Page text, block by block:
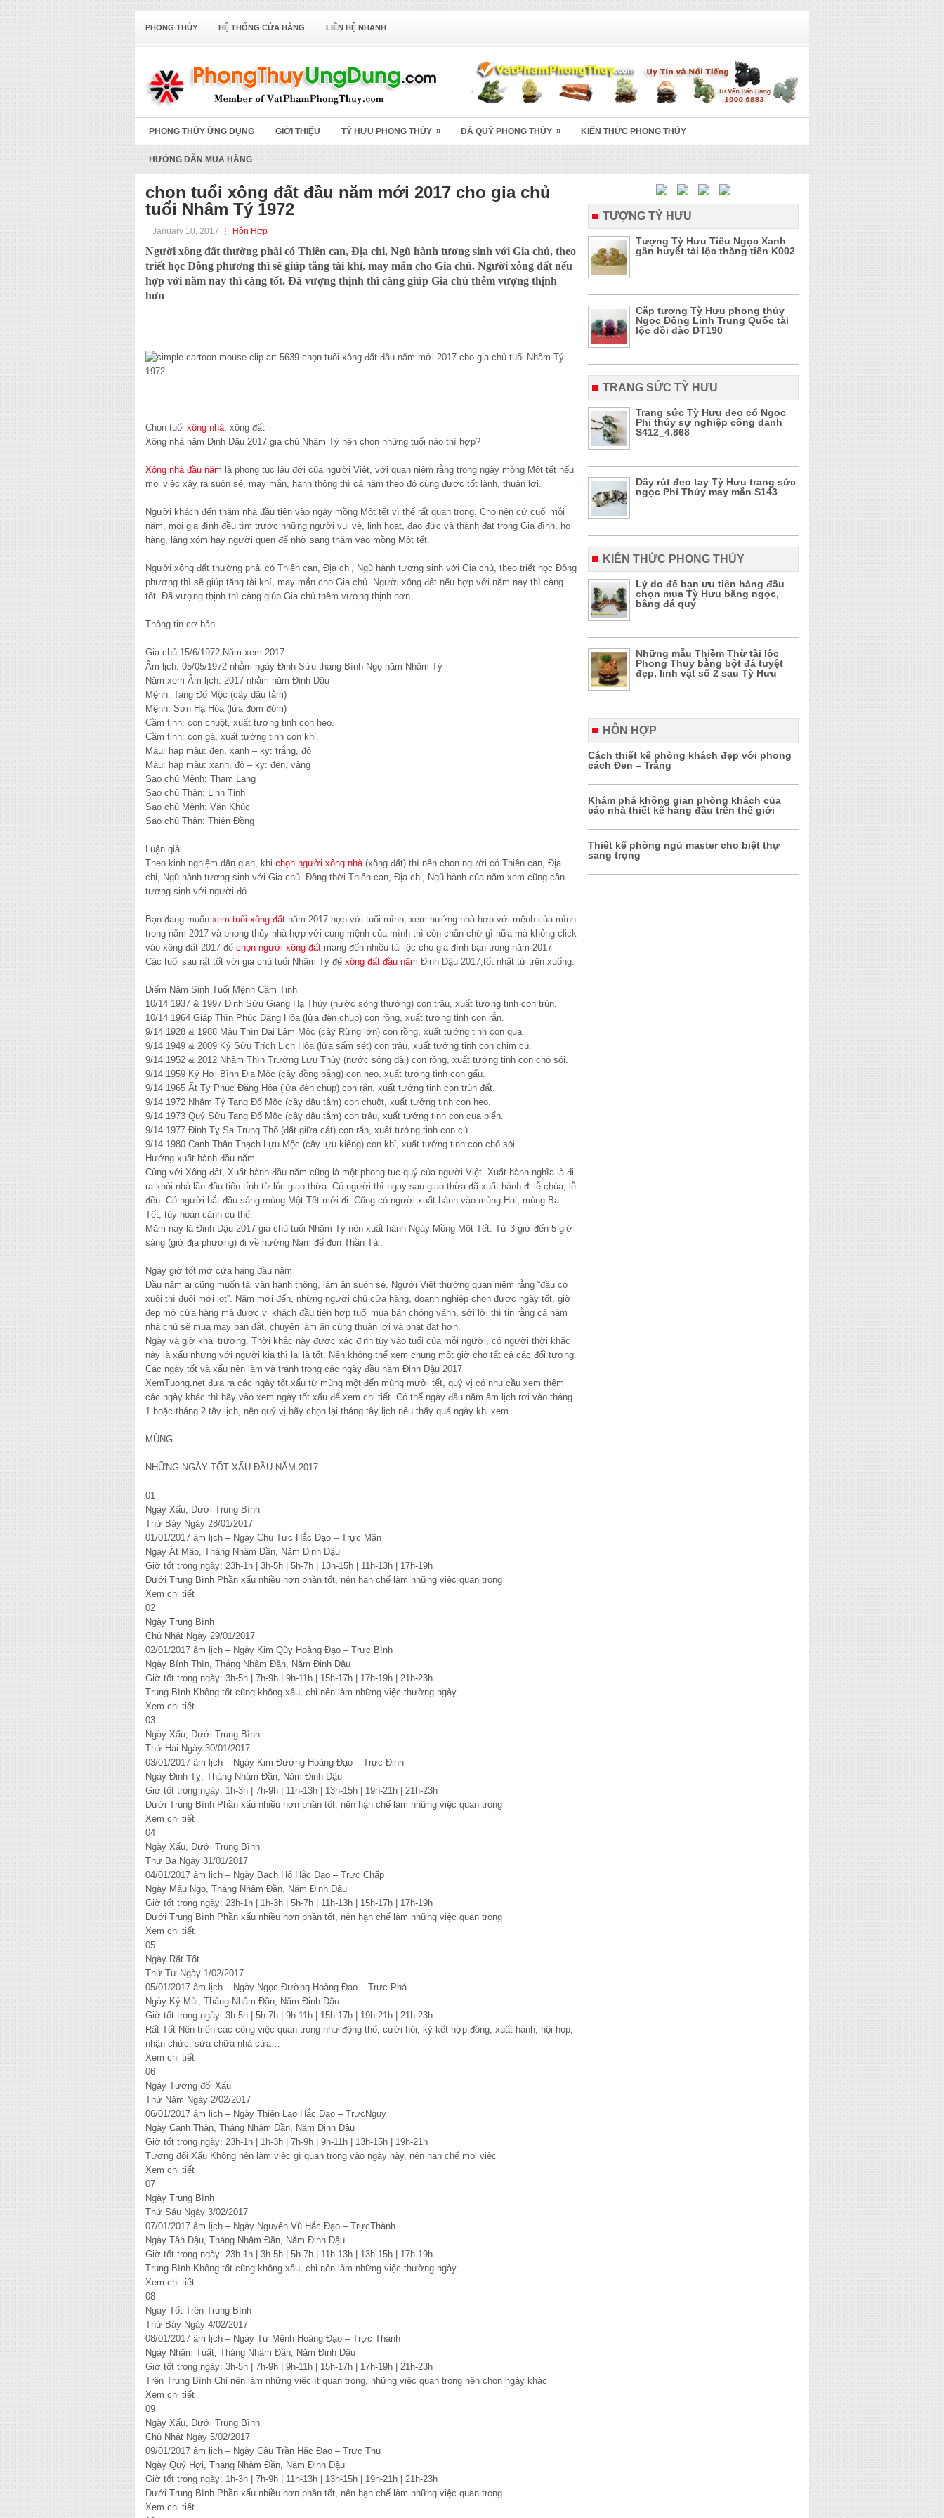
PHONG THỦY HỆ THỐNG CỬA HÀNG LIÊN HỆ NHANH
PHONG THỦY ỨNG DỤNG GIỚI THIỆU TỲ HƯU PHONG THỦY » ĐÁ QUÝ PHONG THỦY » KIẾN THỨC PHONG THỦY
HƯỚNG DẪN MUA HÀNG
chọn tuổi xông đất đầu năm mới 2017 cho gia chủ
tuổi Nhâm Tý 1972
January 10, 2017 Hỗn Hợp
Người xông đất thường phải có Thiên can, Địa chi, Ngũ hành tương sinh với Gia chủ, theo
triết học Đông phương thì sẽ giúp tăng tài khí, may mắn cho Gia chủ. Người xông đất nếu
hợp với năm nay thì càng tốt. Đã vượng thịnh thì càng giúp Gia chủ thêm vượng thịnh
hơn
Chọn tuổi xông nhà, xông đất
Xông nhà năm Đinh Dậu 2017 gia chủ Nhâm Tý nên chọn những tuổi nào thì hợp?
Xông nhà đầu năm là phong tục lâu đời của người Việt, với quan niệm rằng trong ngày mồng Một tết nếu
mọi việc xảy ra suôn sẻ, may mắn, hanh thông thì cả năm theo đó cũng được tốt lành, thuận lợi.
Người khách đến thăm nhà đầu tiên vào ngày mồng Một tết vì thế rất quan trọng. Cho nên cứ cuối mỗi
năm, mọi gia đình đều tìm trước những người vui vẻ, linh hoạt, đạo đức và thành đạt trong Gia đình, họ
hàng, làng xóm hay người quen để nhờ sang thăm vào mồng Một tết.
Người xông đất thường phải có Thiên can, Địa chi, Ngũ hành tương sinh với Gia chủ, theo triết học Đông
phương thì sẽ giúp tăng tài khí, may mắn cho Gia chủ. Người xông đất nếu hợp với năm nay thì càng
tốt. Đã vượng thịnh thì càng giúp Gia chủ thêm vượng thịnh hơn.
Thông tin cơ bản
Gia chủ 15/6/1972 Năm xem 2017
Âm lịch: 05/05/1972 nhằm ngày Đinh Sửu tháng Bính Ngọ năm Nhâm Tý
Năm xem Âm lịch: 2017 nhằm năm Đinh Dậu
Mệnh: Tang Đố Mộc (cây dâu tằm)
Mệnh: Sơn Hạ Hỏa (lửa đom đóm)
Cầm tinh: con chuột, xuất tướng tinh con heo.
Cầm tinh: con gà, xuất tướng tinh con khỉ.
Màu: hạp màu: đen, xanh – kỵ: trắng, đỏ
Màu: hạp màu: xanh, đỏ – kỵ: đen, vàng
Sao chủ Mệnh: Tham Lang
Sao chủ Thân: Linh Tinh
Sao chủ Mệnh: Văn Khúc
Sao chủ Thân: Thiên Đồng
Luận giải
Theo kinh nghiệm dân gian, khi chọn người xông nhà(xông đất) thì nên chọn người có Thiên can, Địa
chi, Ngũ hành tương sinh với Gia chủ. Đồng thời Thiên can, Địa chi, Ngũ hành của năm xem cũng cần
tương sinh với người đó.
Bạn đang muốn xem tuổi xông đất năm 2017 hợp với tuổi mình, xem hướng nhà hợp với mệnh của mình
trong năm 2017 và phong thủy nhà hợp với cung mệnh của mình thì còn chần chừ gì nữa mà không click
vào xông đất 2017 để chọn người xông đất mang đến nhiều tài lộc cho gia đình bạn trong năm 2017
Các tuổi sau rất tốt với gia chủ tuổi Nhâm Tý để xông đất đầu năm Đinh Dậu 2017,tốt nhất từ trên xuống.
Điểm Năm Sinh Tuổi Mệnh Cầm Tinh
10/14 1937 & 1997 Đinh Sửu Giang Hạ Thủy (nước sông thường) con trâu, xuất tướng tinh con trùn.
10/14 1964 Giáp Thìn Phúc Đăng Hỏa (lửa đèn chụp) con rồng, xuất tướng tinh con rắn.
9/14 1928 & 1988 Mậu Thìn Đại Lâm Mộc (cây Rừng lớn) con rồng, xuất tướng tinh con quạ.
9/14 1949 & 2009 Kỷ Sửu Trích Lịch Hỏa (lửa sấm sét) con trâu, xuất tướng tinh con chim cú.
9/14 1952 & 2012 Nhâm Thìn Trường Lưu Thủy (nước sông dài) con rồng, xuất tướng tinh con chó sói.
9/14 1959 Kỷ Hợi Bình Địa Mộc (cây đồng bằng) con heo, xuất tướng tinh con gấu.
9/14 1965 Ất Tỵ Phúc Đăng Hỏa (lửa đèn chụp) con rắn, xuất tướng tinh con trùn đất.
9/14 1972 Nhâm Tý Tang Đố Mộc (cây dâu tằm) con chuột, xuất tướng tinh con heo.
9/14 1973 Quý Sửu Tang Đố Mộc (cây dâu tằm) con trâu, xuất tướng tinh con cua biển.
9/14 1977 Đinh Tỵ Sa Trung Thổ (đất giữa cát) con rắn, xuất tướng tinh con cú.
9/14 1980 Canh Thân Thạch Lựu Mộc (cây lựu kiểng) con khỉ, xuất tướng tinh con chó sói.
Hướng xuất hành đầu năm
Cùng với Xông đất, Xuất hành đầu năm cũng là một phong tục quý của người Việt. Xuất hành nghĩa là đi
ra khỏi nhà lần đầu tiên tính từ lúc giao thừa. Có người thì ngay sau giao thừa đã xuất hành đi lễ chùa, lễ
đền. Có người bắt đầu sáng mùng Một Tết mới đi. Cũng có người xuất hành vào mùng Hai, mùng Ba
Tết, tùy hoàn cảnh cụ thể.
Măm nay là Đinh Dậu 2017 gia chủ tuổi Nhâm Tý nên xuất hành Ngày Mồng Một Tết: Từ 3 giờ đến 5 giờ
sáng (giờ địa phương) đi về hướng Nam để đón Thần Tài.
Ngày giờ tốt mở cửa hàng đầu năm
Đầu năm ai cũng muốn tài vận hanh thông, làm ăn suôn sẻ. Người Việt thường quan niệm rằng “đầu có
xuôi thì đuôi mới lọt”. Năm mới đến, những người chủ cửa hàng, doanh nghiệp chọn được ngày tốt, giờ
đẹp mở cửa hàng mà được vị khách đầu tiên hợp tuổi mua bán chóng vánh, sởi lởi thì tin rằng cả năm
nhà chủ sẽ mua may bán đắt, chuyện làm ăn cũng thuận lợi và phát đạt hơn.
Ngày và giờ khai trương. Thời khắc này được xác định tùy vào tuổi của mỗi người, có người thời khắc
này là xấu nhưng với người kia thì lại là tốt. Nên không thể xem chung một giờ cho tất cả các đối tượng.
Các ngày tốt và xấu nên làm và tránh trong các ngày đầu năm Đinh Dậu 2017
XemTuong.net đưa ra các ngày tốt xấu từ mùng một đến mùng mười tết, quý vị có nhu cầu xem thêm
các ngày khác thì hãy vào xem ngày tốt xấu để xem chi tiết. Có thể ngày đầu năm âm lịch rơi vào tháng
1 hoặc tháng 2 tây lịch, nên quý vị hãy chọn lại tháng tây lịch nếu thấy quá ngày khi xem.
MÙNG
NHỮNG NGÀY TỐT XẤU ĐẦU NĂM 2017
01
Ngày Xấu, Dưới Trung Bình
Thứ Bảy Ngày 28/01/2017
01/01/2017 âm lịch – Ngày Chu Tức Hắc Đạo – Trực Mãn
Ngày Ất Mão, Tháng Nhâm Đần, Năm Đinh Dậu
Giờ tốt trong ngày: 23h-1h | 3h-5h | 5h-7h | 13h-15h | 11h-13h | 17h-19h
Dưới Trung Bình Phần xấu nhiều hơn phần tốt, nên hạn chế làm những việc quan trọng
Xem chi tiết
02
Ngày Trung Bình
Chủ Nhật Ngày 29/01/2017
02/01/2017 âm lịch – Ngày Kim Qũy Hoàng Đạo – Trực Bình
Ngày Bính Thìn, Tháng Nhâm Đần, Năm Đinh Dậu
Giờ tốt trong ngày: 3h-5h | 7h-9h | 9h-11h | 15h-17h | 17h-19h | 21h-23h
Trung Bình Không tốt cũng không xấu, chỉ nên làm những việc thường ngày
Xem chi tiết
03
Ngày Xấu, Dưới Trung Bình
Thứ Hai Ngày 30/01/2017
03/01/2017 âm lịch – Ngày Kim Đường Hoàng Đạo – Trực Định
Ngày Đinh Tỵ, Tháng Nhâm Đần, Năm Đinh Dậu
Giờ tốt trong ngày: 1h-3h | 7h-9h | 11h-13h | 13h-15h | 19h-21h | 21h-23h
Dưới Trung Bình Phần xấu nhiều hơn phần tốt, nên hạn chế làm những việc quan trọng
Xem chi tiết
04
Ngày Xấu, Dưới Trung Bình
Thứ Ba Ngày 31/01/2017
04/01/2017 âm lịch – Ngày Bạch Hổ Hắc Đạo – Trực Chấp
Ngày Mậu Ngọ, Tháng Nhâm Đần, Năm Đinh Dậu
Giờ tốt trong ngày: 23h-1h | 1h-3h | 5h-7h | 11h-13h | 15h-17h | 17h-19h
Dưới Trung Bình Phần xấu nhiều hơn phần tốt, nên hạn chế làm những việc quan trọng
Xem chi tiết
05
Ngày Rất Tốt
Thứ Tư Ngày 1/02/2017
05/01/2017 âm lịch – Ngày Ngọc Đường Hoàng Đạo – Trực Phá
Ngày Kỷ Mùi, Tháng Nhâm Đần, Năm Đinh Dậu
Giờ tốt trong ngày: 3h-5h | 5h-7h | 9h-11h | 15h-17h | 19h-21h | 21h-23h
Rất Tốt Nên triển các công việc quan trọng như động thổ, cưới hỏi, ký kết hợp đồng, xuất hành, hội họp,
nhận chức, sửa chữa nhà cửa…
Xem chi tiết
06
Ngày Tương đối Xấu
Thứ Năm Ngày 2/02/2017
06/01/2017 âm lịch – Ngày Thiên Lao Hắc Đạo – TrựcNguy
Ngày Canh Thân, Tháng Nhâm Đần, Năm Đinh Dậu
Giờ tốt trong ngày: 23h-1h | 1h-3h | 7h-9h | 9h-11h | 13h-15h | 19h-21h
Tương đối Xấu Không nên làm việc gì quan trọng vào ngày này, nên hạn chế mọi việc
Xem chi tiết
07
Ngày Trung Bình
Thứ Sáu Ngày 3/02/2017
07/01/2017 âm lịch – Ngày Nguyên Vũ Hắc Đạo – TrựcThành
Ngày Tân Dậu, Tháng Nhâm Đần, Năm Đinh Dậu
Giờ tốt trong ngày: 23h-1h | 3h-5h | 5h-7h | 11h-13h | 13h-15h | 17h-19h
Trung Bình Không tốt cũng không xấu, chỉ nên làm những việc thường ngày
Xem chi tiết
08
Ngày Tốt Trên Trung Bình
Thứ Bảy Ngày 4/02/2017
08/01/2017 âm lịch – Ngày Tư Mệnh Hoàng Đạo – Trực Thành
Ngày Nhâm Tuất, Tháng Nhâm Đần, Năm Đinh Dậu
Giờ tốt trong ngày: 3h-5h | 7h-9h | 9h-11h | 15h-17h | 17h-19h | 21h-23h
Trên Trung Bình Chỉ nên làm những việc ít quan trọng, những việc quan trong nên chọn ngày khác
Xem chi tiết
09
Ngày Xấu, Dưới Trung Bình
Chủ Nhật Ngày 5/02/2017
09/01/2017 âm lịch – Ngày Câu Trần Hắc Đạo – Trực Thu
Ngày Quý Hợi, Tháng Nhâm Đần, Năm Đinh Dậu
Giờ tốt trong ngày: 1h-3h | 7h-9h | 11h-13h | 13h-15h | 19h-21h | 21h-23h
Dưới Trung Bình Phần xấu nhiều hơn phần tốt, nên hạn chế làm những việc quan trọng
Xem chi tiết
TƯỢNG TỲ HƯU
Tượng Tỳ Hưu Tiêu Ngọc Xanh
gân huyết tài lộc thăng tiến K002
Cặp tượng Tỳ Hưu phong thủy
Ngọc Đông Linh Trung Quốc tài
lộc dồi dào DT190
TRANG SỨC TỲ HƯU
Trang sức Tỳ Hưu đeo cổ Ngọc
Phỉ thúy sự nghiệp công danh
S412_4.868
Dây rút đeo tay Tỳ Hưu trang sức
ngọc Phỉ Thúy may mắn S143
KIẾN THỨC PHONG THỦY
Lý do để bạn ưu tiên hàng đầu
chọn mua Tỳ Hưu bằng ngọc,
bằng đá quý
Những mẫu Thiềm Thừ tài lộc
Phong Thủy bằng bột đá tuyệt
đẹp, linh vật số 2 sau Tỳ Hưu
HỖN HỢP
Cách thiết kế phòng khách đẹp với phong
cách Đen – Trắng
Khám phá không gian phòng khách của
các nhà thiết kế hàng đầu trên thế giới
Thiết kế phòng ngủ master cho biệt thự
sang trọng